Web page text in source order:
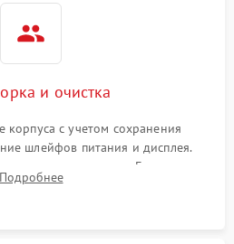
и очистка
корпуса с учетом сохранения
шлейфов питания и дисплея.
от окислов и пыли. Бережная
объектива специализированными
Подробнее